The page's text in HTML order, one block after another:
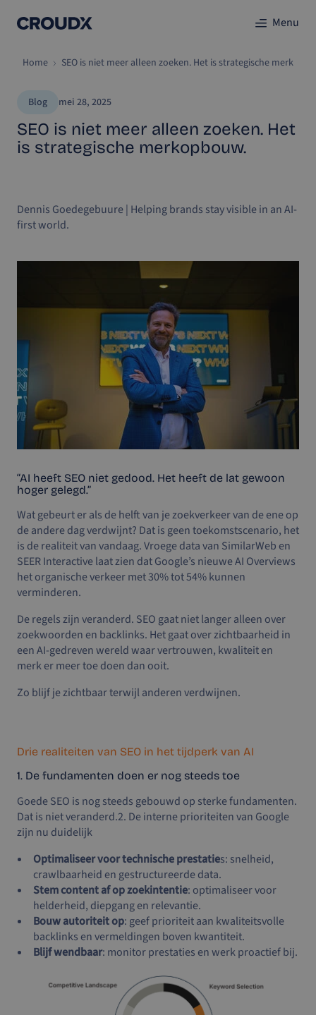
Menu
Home SEO is niet meer alleen zoeken. Het is strategische
Blog mei 28, 2025
SEO is niet meer alleen zoeken. Het
is strategische merkopbouw.
Dennis Goedegebuure| Helping brands stay visible in an AI-
first world.
“AI heeft SEO niet gedood. Het heeft de lat gewoon
hoger gelegd.”
Wat gebeurt er als de helft van je zoekverkeer van de ene op
de andere dag verdwijnt? Dat is geen toekomstscenario, het
is de realiteit van vandaag. Vroege data van SimilarWeb en
SEER Interactive laat zien dat Google’s nieuwe AI Overviews
het organische verkeer met 30% tot 54% kunnen
verminderen.
De regels zijn veranderd. SEO gaat niet langer alleen over
zoekwoorden en backlinks. Het gaat over zichtbaarheid in
een AI-gedreven wereld waar vertrouwen, kwaliteit en
merk er meer toe doen dan ooit.
Zo blijf je zichtbaar terwijl anderen verdwijnen.
Drie realiteiten van SEO in het tijdperk van AI
1. De fundamenten doen er nog steeds toe
Goede SEO is nog steeds gebouwd op sterke fundamenten.
Dat is niet veranderd.2. De interne prioriteiten van Google
zijn nu duidelijk
Optimaliseer voor technische prestaties: snelheid,
crawlbaarheid en gestructureerde data.
Stem content af op zoekintentie: optimaliseer voor
helderheid, diepgang en relevantie.
Bouw autoriteit op: geef prioriteit aan kwaliteitsvolle
backlinks en vermeldingen boven kwantiteit.
Blijf wendbaar: monitor prestaties en werk proactief bij.